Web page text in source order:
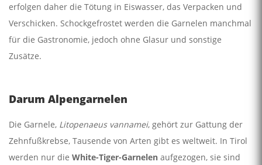
erfolgen daher die Tötung in Eiswasser, das Verpacken und
Verschicken. Schockgefrostet werden die Garnelen manchmal
für die Gastronomie, jedoch ohne Glasur und sonstige
Zusätze.
Darum Alpengarnelen
Die Garnele, Litopenaeus vannamei, gehört zur Gattung der
Zehnfußkrebse, Tausende von Arten gibt es weltweit. In Tirol
werden nur die White-Tiger-Garnelen aufgezogen, sie sind